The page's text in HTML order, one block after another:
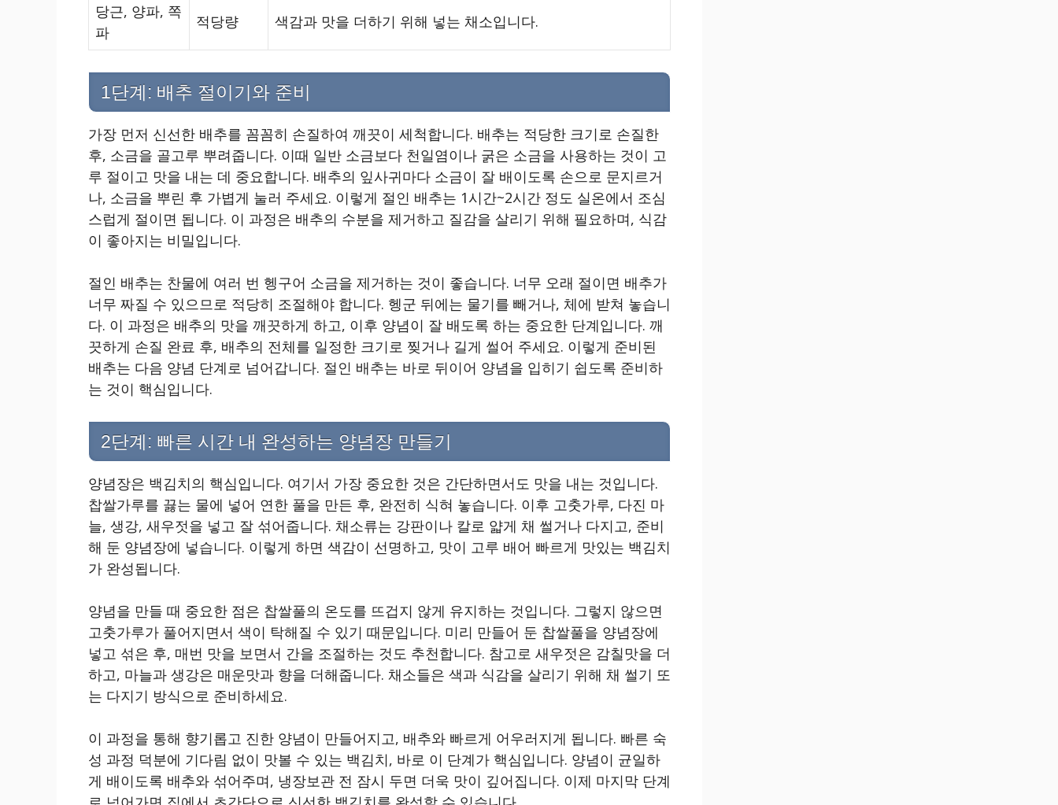
당근, 양파, 쪽
파
적당량 색감과 맛을 더하기 위해 넣는 채소입니다.
1단계: 배추 절이기와 준비
가장 먼저 신선한 배추를 꼼꼼히 손질하여 깨끗이 세척합니다. 배추는 적당한 크기로 손질한
후, 소금을 골고루 뿌려줍니다. 이때 일반 소금보다 천일염이나 굵은 소금을 사용하는 것이 고
루 절이고 맛을 내는 데 중요합니다. 배추의 잎사귀마다 소금이 잘 배이도록 손으로 문지르거
나, 소금을 뿌린 후 가볍게 눌러 주세요. 이렇게 절인 배추는 1시간~2시간 정도 실온에서 조심
스럽게 절이면 됩니다. 이 과정은 배추의 수분을 제거하고 질감을 살리기 위해 필요하며, 식감
이 좋아지는 비밀입니다.
절인 배추는 찬물에 여러 번 헹구어 소금을 제거하는 것이 좋습니다. 너무 오래 절이면 배추가
너무 짜질 수 있으므로 적당히 조절해야 합니다. 헹군 뒤에는 물기를 빼거나, 체에 받쳐 놓습니
다. 이 과정은 배추의 맛을 깨끗하게 하고, 이후 양념이 잘 배도록 하는 중요한 단계입니다. 깨
끗하게 손질 완료 후, 배추의 전체를 일정한 크기로 찢거나 길게 썰어 주세요. 이렇게 준비된
배추는 다음 양념 단계로 넘어갑니다. 절인 배추는 바로 뒤이어 양념을 입히기 쉽도록 준비하
는 것이 핵심입니다.
2단계: 빠른 시간 내 완성하는 양념장 만들기
양념장은 백김치의 핵심입니다. 여기서 가장 중요한 것은 간단하면서도 맛을 내는 것입니다.
찹쌀가루를 끓는 물에 넣어 연한 풀을 만든 후, 완전히 식혀 놓습니다. 이후 고춧가루, 다진 마
늘, 생강, 새우젓을 넣고 잘 섞어줍니다. 채소류는 강판이나 칼로 얇게 채 썰거나 다지고, 준비
해 둔 양념장에 넣습니다. 이렇게 하면 색감이 선명하고, 맛이 고루 배어 빠르게 맛있는 백김치
가 완성됩니다.
양념을 만들 때 중요한 점은 찹쌀풀의 온도를 뜨겁지 않게 유지하는 것입니다. 그렇지 않으면
고춧가루가 풀어지면서 색이 탁해질 수 있기 때문입니다. 미리 만들어 둔 찹쌀풀을 양념장에
넣고 섞은 후, 매번 맛을 보면서 간을 조절하는 것도 추천합니다. 참고로 새우젓은 감칠맛을 더
하고, 마늘과 생강은 매운맛과 향을 더해줍니다. 채소들은 색과 식감을 살리기 위해 채 썰기 또
는 다지기 방식으로 준비하세요.
이 과정을 통해 향기롭고 진한 양념이 만들어지고, 배추와 빠르게 어우러지게 됩니다. 빠른 숙
성 과정 덕분에 기다림 없이 맛볼 수 있는 백김치, 바로 이 단계가 핵심입니다. 양념이 균일하
게 배이도록 배추와 섞어주며, 냉장보관 전 잠시 두면 더욱 맛이 깊어집니다. 이제 마지막 단계